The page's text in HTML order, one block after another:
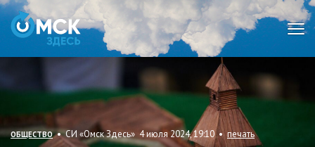
ОБЩЕСТВО• СИ «Омск Здесь» 4 июля 2024, 19:10 •печать